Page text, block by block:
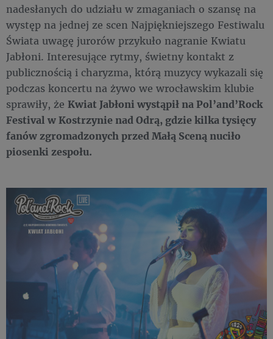
nadesłanych do udziału w zmaganiach o szansę na
występ na jednej ze scen Najpiękniejszego Festiwalu
Świata uwagę jurorów przykuło nagranie Kwiatu
Jabłoni. Interesujące rytmy, świetny kontakt z
publicznością i charyzma, którą muzycy wykazali się
podczas koncertu na żywo we wrocławskim klubie
sprawiły, że Kwiat Jabłoni wystąpił na Pol’and’Rock
Festival w Kostrzynie nad Odrą, gdzie kilka tysięcy
fanów zgromadzonych przed Małą Sceną nuciło
piosenki zespołu.